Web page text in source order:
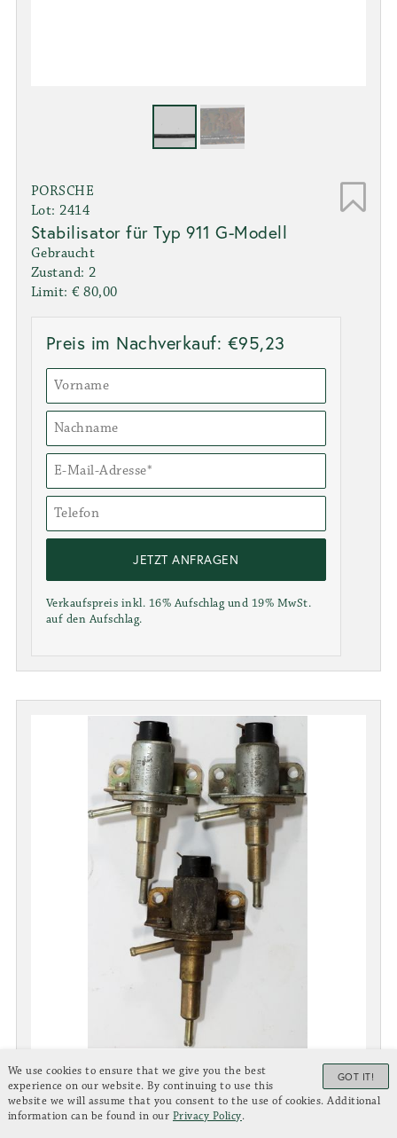
PORSCHE
Lot: 2414
Stabilisator für Typ 911 G-Modell
Gebraucht
Zustand: 2
Limit: € 80,00
Preis im Nachverkauf: €95,23
JETZT ANFRAGEN
Verkaufspreis inkl. 16% Aufschlag und 19% MwSt.
auf den Aufschlag.
PORSCHE
Lot: 2415
Startautomatik Kaltstart für Typ 911 F-
GOT IT!
We use cookies to ensure that we give you the best
experience on our website. By continuing to use this
website we will assume that you consent to the use of cookies. Additional
information can be found in our Privacy Policy.